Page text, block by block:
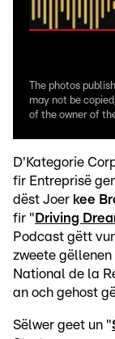
The photos
may not be
of the owner of
D'Kategorie
fir Entreprisë
dëst Joer kee
fir " Driving
Podcast gëtt
zweete
National de la
an och gehost
Sëlwer geet un "